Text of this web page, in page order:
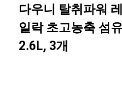
다우니 탈취파워
일락 초고농축 섬
2.6L, 3개